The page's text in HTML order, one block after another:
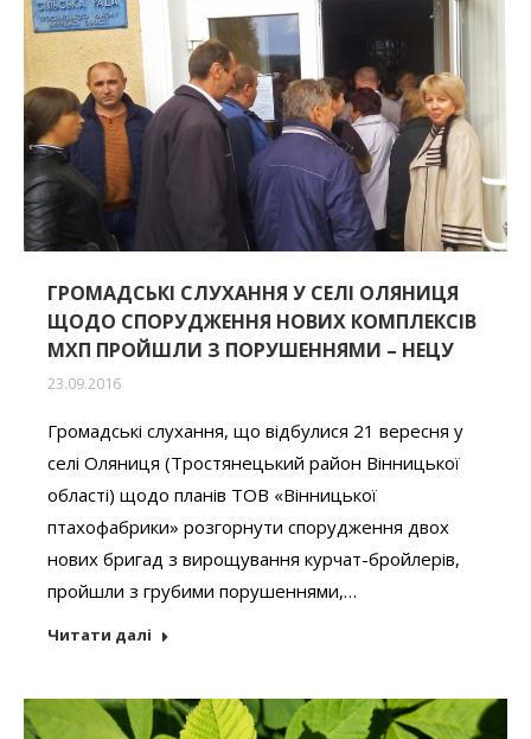
ГРОМАДСЬКІ СЛУХАННЯ У СЕЛІ ОЛЯНИЦЯ
ЩОДО СПОРУДЖЕННЯ НОВИХ КОМПЛЕКСІВ
МХП ПРОЙШЛИ З ПОРУШЕННЯМИ – НЕЦУ
23.09.2016
Громадські слухання, що відбулися 21 вересня у
селі Оляниця (Тростянецький район Вінницької
області) щодо планів ТОВ «Вінницької
птахофабрики» розгорнути спорудження двох
нових бригад з вирощування курчат-бройлерів,
пройшли з грубими порушеннями,…
Читати далі